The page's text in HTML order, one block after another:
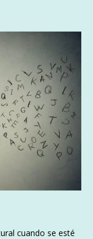
cuando se esté